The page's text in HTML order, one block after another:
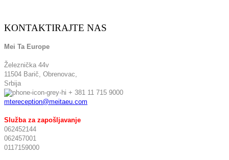
KONTAKTIRAJTE NAS
Mei Ta Europe
Železnička 44v
11504 Barič, Obrenovac,
Srbija
+ 381 11 715 9000
mtereception@meitaeu.com
Služba za zapošljavanje
062452144
062457001
0117159000